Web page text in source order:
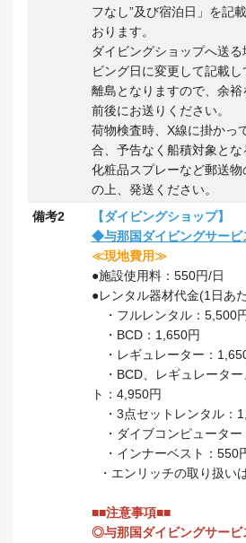
フなし”及び宿泊日」を記
おります。
ダイビングショップへ送
ビング日に変更して記載し
離島となりますので、余
前後にお送りください。
荷物検査時、X線に掛かっ
合、予告なく船積対象とな
化粧品スプレーなど郵送
の上、発送ください。
備考2
【ダイビングショップ】
◆与那国ダイビングサー
≪現地費用≫
●施設使用料：550円/日
●レンタル器材代金(1日あ
・フルレンタル：5,500
・BCD：1,650円
・レギュレーター：
・BCD、レギュレーター
ト：4,950円
・3点セットレンタル：
・ダイブコンピューター
・インナーベスト：550
・エンリッチの取り扱い
■■注意事項■■
◎与那国ダイビングサービ